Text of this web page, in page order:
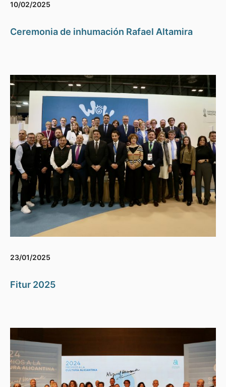
10/02/2025
Ceremonia de inhumación Rafael Altamira
23/01/2025
Fitur 2025